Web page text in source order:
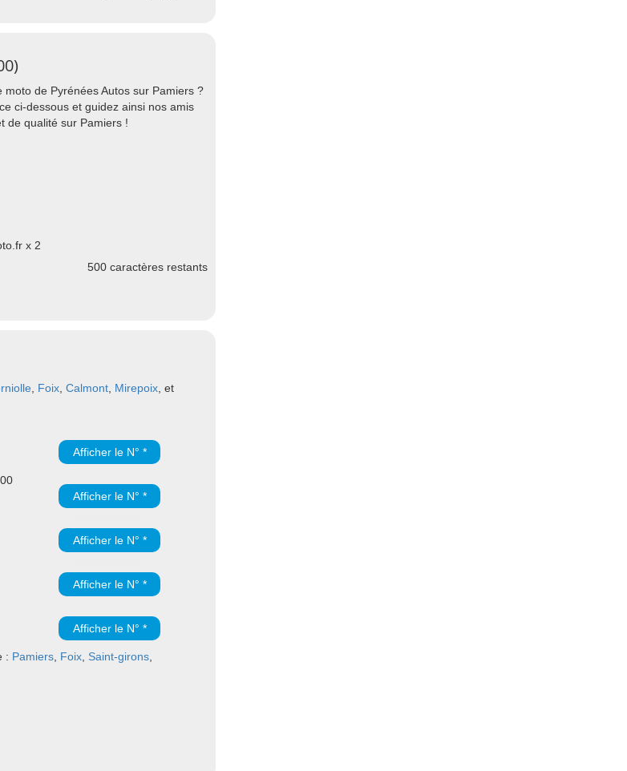
de Pyrénées Autos sur Pamiers ?
ci-dessous et guidez ainsi nos amis
de qualité sur Pamiers !
x 2
500 caractères restants
Foix Calmont Mirepoix , et
Afficher le N° *
Afficher le N° *
Afficher le N° *
Afficher le N° *
Afficher le N° *
: Pamiers Foix Saint-girons